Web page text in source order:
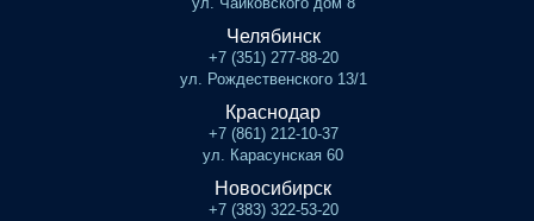
Челябинск
+7 (351) 277-88-20
ул. Рождественского 13/1
Краснодар
+7 (861) 212-10-37
ул. Карасунская 60
Новосибирск
+7 (383) 322-53-20